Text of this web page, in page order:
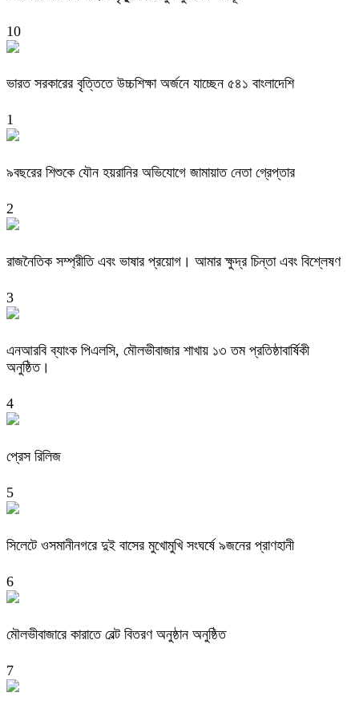
10
ভারত সরকারের বৃত্তিতে উচ্চশিক্ষা অর্জনে যাচ্ছেন ৫৪১ বাংলাদেশি
1
৯বছরের শিশুকে যৌন হয়রানির অভিযোগে জামায়াত নেতা গ্রেপ্তার
2
রাজনৈতিক সম্প্রীতি এবং ভাষার প্রয়োগ। আমার ক্ষুদ্র চিন্তা এবং বিশ্লেষণ
3
এনআরবি ব্যাংক পিএলসি, মৌলভীবাজার শাখায় ১৩ তম প্রতিষ্ঠাবার্ষিকী
অনুষ্ঠিত।
4
প্রেস রিলিজ
5
সিলেটে ওসমানীনগরে দুই বাসের মুখোমুখি সংঘর্ষে ৯জনের প্রাণহানী
6
মৌলভীবাজারে কারাতে বেল্ট বিতরণ অনুষ্ঠান অনুষ্ঠিত
7